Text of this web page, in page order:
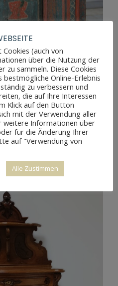
KLASSIZISMUS
(auch von
über die Nutzung der
zu sammeln. Diese Cookies
bestmögliche Online-Erlebnis
zu verbessern und
die auf Ihre Interessen
Klick auf den Button
mit der Verwendung aller
weitere Informationen über
für die Änderung Ihrer
auf "Verwendung von
Alle Zustimmen